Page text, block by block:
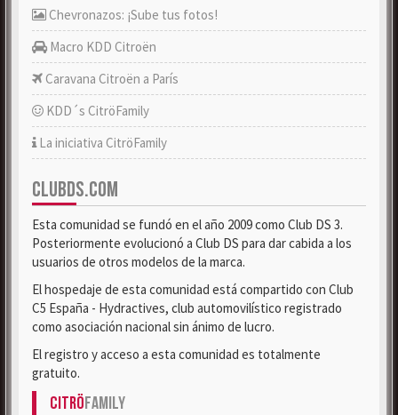
Chevronazos: ¡Sube tus fotos!
Macro KDD Citroën
Caravana Citroën a París
KDD´s CitröFamily
La iniciativa CitröFamily
CLUBDS.COM
Esta comunidad se fundó en el año 2009 como Club DS 3.
Posteriormente evolucionó a Club DS para dar cabida a los
usuarios de otros modelos de la marca.
El hospedaje de esta comunidad está compartido con Club
C5 España - Hydractives, club automovilístico registrado
como asociación nacional sin ánimo de lucro.
El registro y acceso a esta comunidad es totalmente
gratuito.
CitröFamily